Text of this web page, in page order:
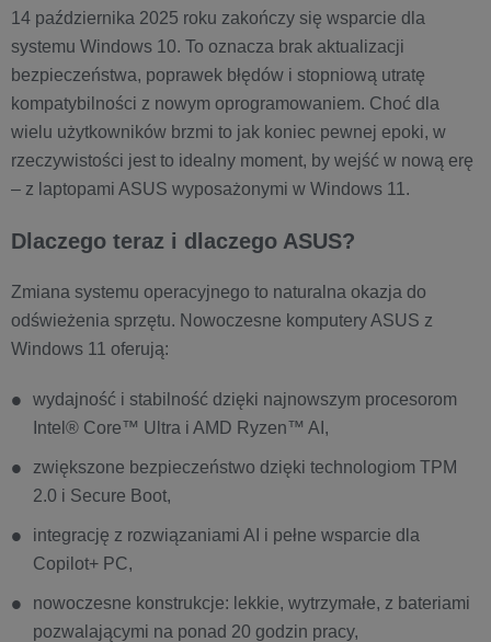
14 października 2025 roku zakończy się wsparcie dla
systemu Windows 10. To oznacza brak aktualizacji
bezpieczeństwa, poprawek błędów i stopniową utratę
kompatybilności z nowym oprogramowaniem. Choć dla
wielu użytkowników brzmi to jak koniec pewnej epoki, w
rzeczywistości jest to idealny moment, by wejść w nową erę
– z laptopami ASUS wyposażonymi w Windows 11.
Dlaczego teraz i dlaczego ASUS?
Zmiana systemu operacyjnego to naturalna okazja do
odświeżenia sprzętu. Nowoczesne komputery ASUS z
Windows 11 oferują:
wydajność i stabilność dzięki najnowszym procesorom
Intel® Core™ Ultra i AMD Ryzen™ AI,
zwiększone bezpieczeństwo dzięki technologiom TPM
2.0 i Secure Boot,
integrację z rozwiązaniami AI i pełne wsparcie dla
Copilot+ PC,
nowoczesne konstrukcje: lekkie, wytrzymałe, z bateriami
pozwalającymi na ponad 20 godzin pracy,